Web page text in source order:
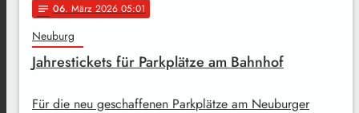
notes 06. März 2026 05:01
Neuburg
Jahrestickets für Parkplätze am Bahnhof
Für die neu geschaffenen Parkplätze am Neuburger